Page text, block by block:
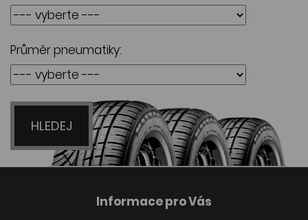
Průměr pneumatiky:
HLEDEJ
Informace pro Vás